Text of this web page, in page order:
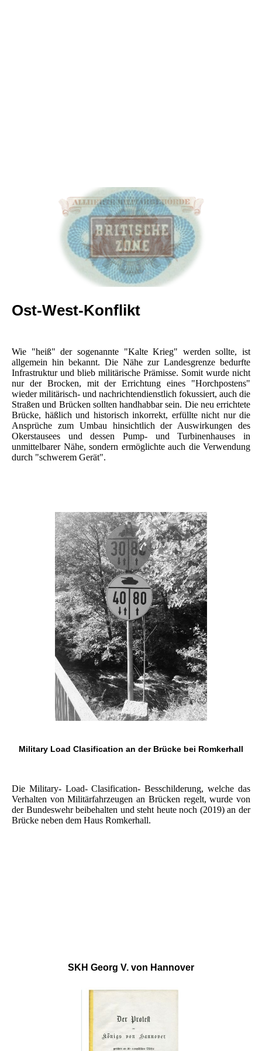
Ost-West-Konflikt
Wie "heiß" der sogenannte "Kalte Krieg" werden sollte, ist
allgemein hin bekannt. Die Nähe zur Landesgrenze bedurfte
Infrastruktur und blieb militärische Prämisse. Somit wurde nicht
nur der Brocken, mit der Errichtung eines "Horchpostens"
wieder militärisch- und nachrichtendienstlich fokussiert, auch die
Straßen und Brücken sollten handhabbar sein. Die neu errichtete
Brücke, häßlich und historisch inkorrekt, erfüllte nicht nur die
Ansprüche zum Umbau hinsichtlich der Auswirkungen des
Okerstausees und dessen Pump- und Turbinenhauses in
unmittelbarer Nähe, sondern ermöglichte auch die Verwendung
durch "schwerem Gerät".
Military Load Clasification an der Brücke bei Romkerhall
Die Military- Load- Clasification- Besschilderung, welche das
Verhalten von Militärfahrzeugen an Brücken regelt, wurde von
der Bundeswehr beibehalten und steht heute noch (2019) an der
Brücke neben dem Haus Romkerhall.
SKH Georg V. von Hannover